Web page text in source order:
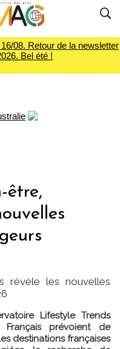
08. Retour de la newsletter
Bel été !
être,
révèle les nouvelles
Lifestyle Trends
Français prévoient de
destinations françaises